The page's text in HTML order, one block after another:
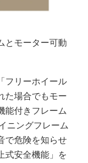
とモーター可動
フリーホイール
た場合でもモー
能付きフレーム
ニングフレーム
で危険を知らせ
式安全機能」を